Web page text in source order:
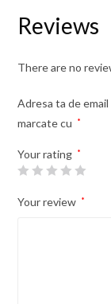
Reviews
There are no
Adresa ta de
marcate cu
*
Your rating *
Your review *